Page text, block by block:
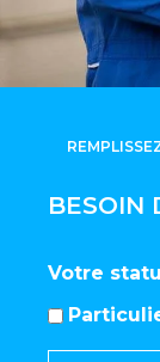
BESOIN
Votre